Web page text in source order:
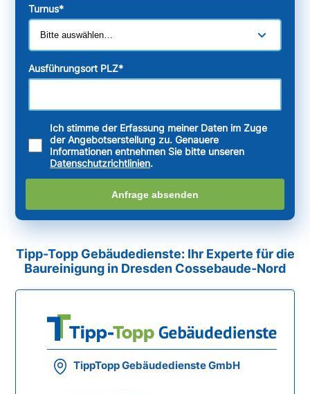
Turnus*
Ausführungsort PLZ*
Ich stimme der Erfassung meiner Daten im Zuge
der Angebotserstellung zu. Genauere
Informationen entnehmen Sie bitte unseren
Datenschutzrichtlinien.
Anfrage absenden
Tipp-Topp Gebäudedienste: Ihr Experte für die
Baureinigung in Dresden Cossebaude-Nord
TippTopp Gebäudedienste GmbH